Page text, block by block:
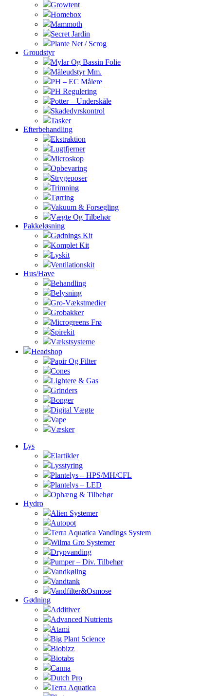
Growtent
Homebox
Mammoth
Secret Jardin
Plante Net / Scrog
Groudstyr
Mylar Og Bassin Folie
Måleudstyr Mm.
PH – EC Målere
PH Regulering
Potter – Underskåle
Skadedyrskontrol
Tasker
Efterbehandling
Ekstraktion
Lugtfjerner
Microskop
Opbevaring
Strygeposer
Trimning
Tørring
Vakuum & Forsegling
Vægte Og Tilbehør
Pakkeløsning
Gødnings Kit
Komplet Kit
Lyskit
Ventilationskit
Hus/Have
Behandling
Belysning
Gro-Vækstmedier
Grobakker
Microgreens Frø
Spirekit
Vækstsysteme
Headshop
Papir Og Filter
Cones
Lightere & Gas
Grinders
Bonger
Digital Vægte
Vape
Væsker
Lys
Elartikler
Lysstyring
Plantelys – HPS/MH/CFL
Plantelys – LED
Ophæng & Tilbehør
Hydro
Alien Systemer
Autopot
Terra Aquatica Vandings System
Wilma Gro Systemer
Drypvanding
Pumper – Div. Tilbehør
Vandkøling
Vandtank
Vandfilter&Osmose
Gødning
Additiver
Advanced Nutrients
Atami
Big Plant Science
Biobizz
Biotabs
Canna
Dutch Pro
Terra Aquatica